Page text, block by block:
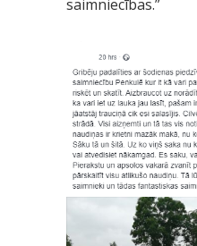
saimniecības.”